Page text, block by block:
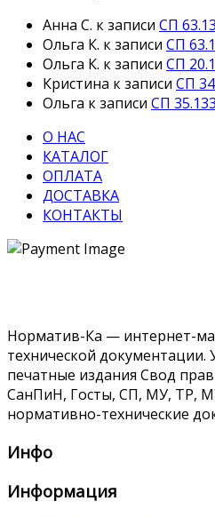
Анна С. к записи СП
Ольга К. к записи СП
Ольга К. к записи СП
Кристина к записи СП
Ольга к записи СП
О НАС
КАТАЛОГ
ОПЛАТА
ДОСТАВКА
КОНТАКТЫ
Норматив-Ка — интернет-
технической документации.
печатные издания Свод
СанПиН, Госты, СП, МУ, ТР,
нормативно-технические
Инфо
Информация